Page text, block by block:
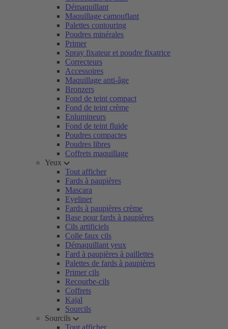
Démaquillant
Maquillage camouflant
Palettes contouring
Poudres minérales
Primer
Spray fixateur et poudre fixatrice
Correcteurs
Accessoires
Maquillage anti-âge
Bronzers
Fond de teint compact
Fond de teint crème
Enlumineurs
Fond de teint fluide
Poudres compactes
Poudres libres
Coffrets maquillage
Yeux
Tout afficher
Fards à paupières
Mascara
Eyeliner
Fards à paupières crème
Base pour fards à paupières
Cils artificiels
Colle faux cils
Démaquillant yeux
Fard à paupières à paillettes
Palettes de fards à paupières
Primer cils
Recourbe-cils
Coffrets
Kajal
Sourcils
Sourcils
Tout afficher